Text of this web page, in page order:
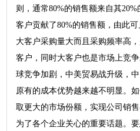
则，通常80%的销售额来自其
客户贡献了80%的销售额，由此
大客户采购量大而且采购频率高
客户，同时大客户也是市场上竞
球竞争加剧，中美贸易战升级，
原有的成本优势越来越不明显。
取更大的市场份额，实现公司销
为了各个企业关心的重要话题。